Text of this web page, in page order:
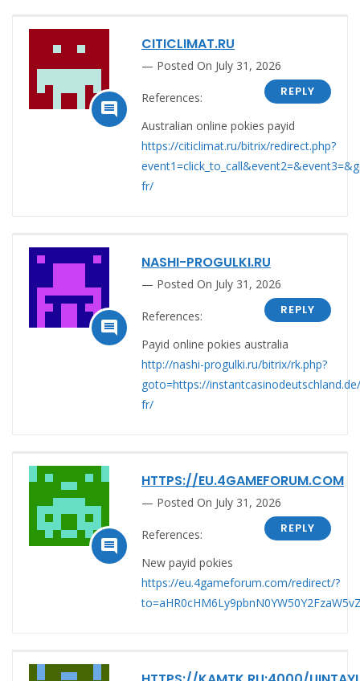

CITICLIMAT.RU
Posted On July 31, 2026
REPLY
References:
Australian online pokies payid
https://citiclimat.ru/bitrix/redirect.php?
fr/

NASHI-PROGULKI.RU
Posted On July 31, 2026
REPLY
References:
Payid online pokies australia
http://nashi-progulki.ru/bitrix/rk.php?
goto=https://
fr/

HTTPS://EU.4GAMEFORUM.COM
Posted On July 31, 2026
REPLY
References:
New payid pokies
https://eu.4gameforum.com/redirect/?